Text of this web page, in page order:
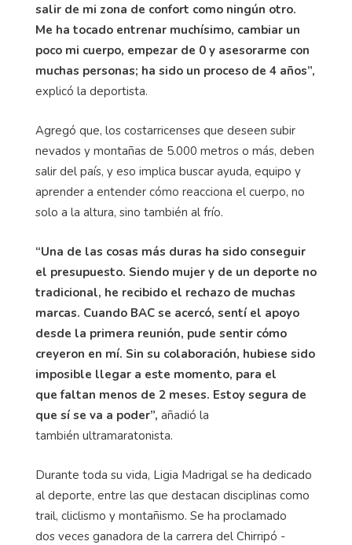
salir de mi zona de confort como ningún otro.
Me ha tocado entrenar muchísimo, cambiar un
poco mi cuerpo, empezar de 0 y asesorarme con
muchas personas; ha sido un proceso de 4 años”,
explicó la deportista.
Agregó que, los costarricenses que deseen subir
nevados y montañas de 5.000 metros o más, deben
salir del país, y eso implica buscar ayuda, equipo y
aprender a entender cómo reacciona el cuerpo, no
solo a la altura, sino también al frío.
“Una de las cosas más duras ha sido conseguir
el presupuesto. Siendo mujer y de un deporte no
tradicional, he recibido el rechazo de muchas
marcas. Cuando BAC se acercó, sentí el apoyo
desde la primera reunión, pude sentir cómo
creyeron en mí. Sin su colaboración, hubiese sido
imposible llegar a este momento, para el
que faltan menos de 2 meses. Estoy segura de
que sí se va a poder”, añadió la
también ultramaratonista.
Durante toda su vida, Ligia Madrigal se ha dedicado
al deporte, entre las que destacan disciplinas como
trail, cliclismo y montañismo. Se ha proclamado
dos veces ganadora de la carrera del Chirripó -